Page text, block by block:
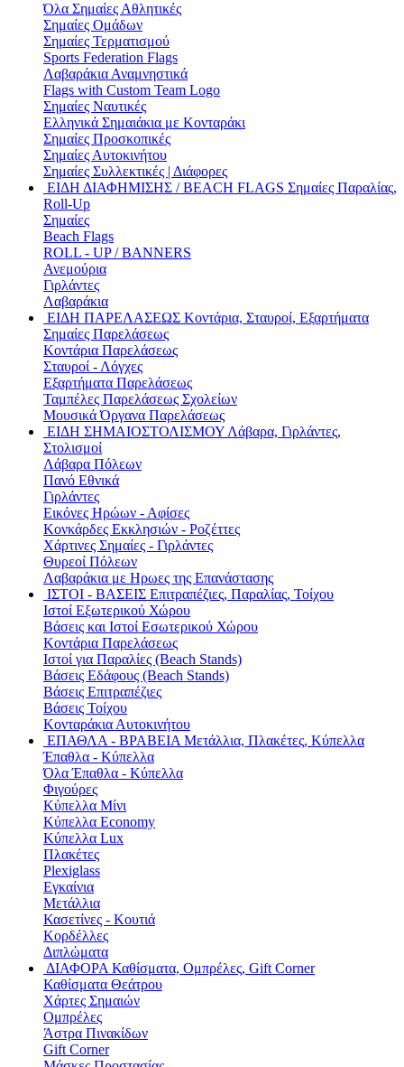
Όλα Σημαίες Αθλητικές
Σημαίες Ομάδων
Σημαίες Τερματισμού
Sports Federation Flags
Λαβαράκια Αναμνηστικά
Flags with Custom Team Logo
Σημαίες Ναυτικές
Ελληνικά Σημαιάκια με Κονταράκι
Σημαίες Προσκοπικές
Σημαίες Αυτοκινήτου
Σημαίες Συλλεκτικές | Διάφορες
ΕΙΔΗ ΔΙΑΦΗΜΙΣΗΣ / BEACH FLAGS Σημαίες Παραλίας,
Roll-Up
Σημαίες
Beach Flags
ROLL - UP / BANNERS
Ανεμούρια
Γιρλάντες
Λαβαράκια
ΕΙΔΗ ΠΑΡΕΛΑΣΕΩΣ Κοντάρια, Σταυροί, Εξαρτήματα
Σημαίες Παρελάσεως
Κοντάρια Παρελάσεως
Σταυροί - Λόγχες
Εξαρτήματα Παρελάσεως
Ταμπέλες Παρελάσεως Σχολείων
Μουσικά Όργανα Παρελάσεως
ΕΙΔΗ ΣΗΜΑΙΟΣΤΟΛΙΣΜΟΥ Λάβαρα, Γιρλάντες,
Στολισμοί
Λάβαρα Πόλεων
Πανό Εθνικά
Γιρλάντες
Εικόνες Ηρώων - Αφίσες
Κονκάρδες Εκκλησιών - Ροζέττες
Χάρτινες Σημαίες - Γιρλάντες
Θυρεοί Πόλεων
Λαβαράκια με Ηρωες της Επανάστασης
ΙΣΤΟΙ - ΒΑΣΕΙΣ Επιτραπέζιες, Παραλίας, Τοίχου
Ιστοί Εξωτερικού Χώρου
Βάσεις και Ιστοί Εσωτερικού Χώρου
Κοντάρια Παρελάσεως
Ιστοί για Παραλίες (Beach Stands)
Βάσεις Εδάφους (Beach Stands)
Βάσεις Επιτραπέζιες
Βάσεις Τοίχου
Κονταράκια Αυτοκινήτου
ΕΠΑΘΛΑ - ΒΡΑΒΕΙΑ Μετάλλια, Πλακέτες, Κύπελλα
Έπαθλα - Κύπελλα
Όλα Έπαθλα - Κύπελλα
Φιγούρες
Κύπελλα Μίνι
Κύπελλα Economy
Κύπελλα Lux
Πλακέτες
Plexiglass
Εγκαίνια
Μετάλλια
Κασετίνες - Κουτιά
Κορδέλλες
Διπλώματα
ΔΙΑΦΟΡΑ Καθίσματα, Ομπρέλες, Gift Corner
Καθίσματα Θεάτρου
Χάρτες Σημαιών
Ομπρέλες
Άστρα Πινακίδων
Gift Corner